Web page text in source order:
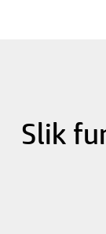
Slik